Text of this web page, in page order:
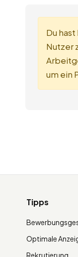
Du
Nutzer
um ein
Tipps
Optimale
Rekrutierung